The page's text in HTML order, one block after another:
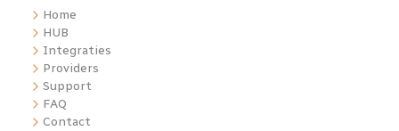
Home
HUB
Integraties
Providers
Support
FAQ
Contact